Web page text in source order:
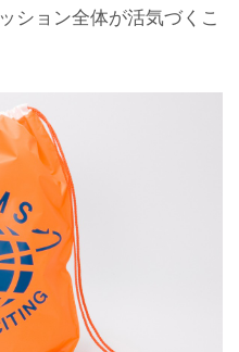
ション全体が活気づくこ